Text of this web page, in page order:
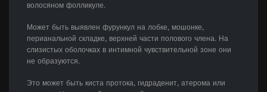
волосяном фолликуле.
Может быть выявлен фурункул на лобке, мошонке,
перианальной складке, верхней части полового члена. На
слизистых оболочках в интимной чувствительной зоне они
не образуются.
Это может быть киста протока, гидраденит, атерома или